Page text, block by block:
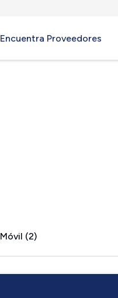
Encuentra Proveedores
Móvil (2)